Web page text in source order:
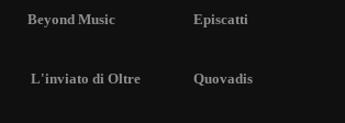
Beyond Music Episcatti
L'inviato di Oltre Quovadis